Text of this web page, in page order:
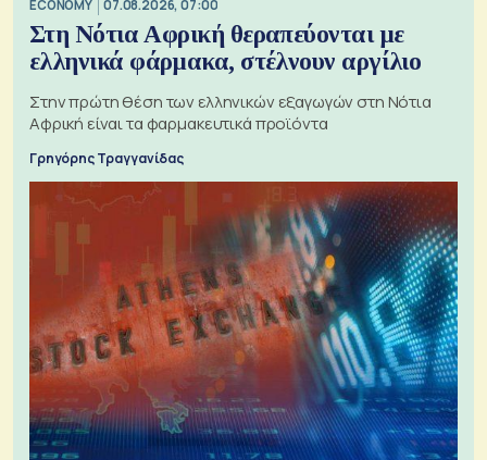
ECONOMY 07.08.2026, 07:00
Στη Νότια Αφρική θεραπεύονται με
ελληνικά φάρμακα, στέλνουν αργίλιο
Στην πρώτη θέση των ελληνικών εξαγωγών στη Νότια
Αφρική είναι τα φαρμακευτικά προϊόντα
Γρηγόρης Τραγγανίδας